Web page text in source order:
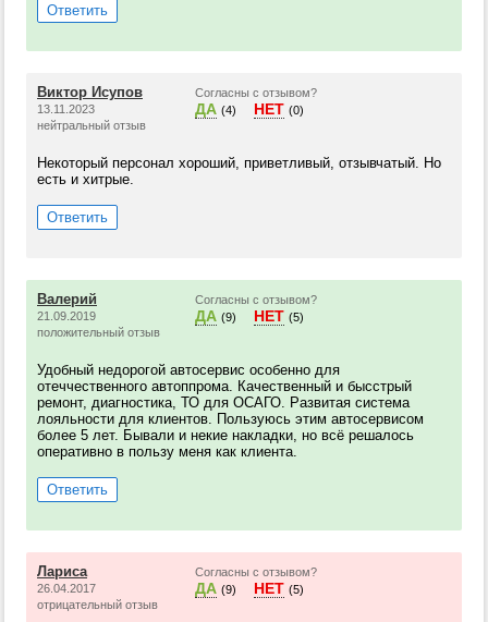
Ответить
Виктор Исупов
13.11.2023
нейтральный отзыв
Согласны с отзывом?
ДА (4) НЕТ (0)
Некоторый персонал хороший, приветливый, отзывчатый. Но
есть и хитрые.
Ответить
Валерий
21.09.2019
положительный отзыв
Согласны с отзывом?
ДА (9) НЕТ (5)
Удобный недорогой автосервис особенно для
отеччественного автоппрома. Качественный и бысстрый
ремонт, диагностика, ТО для ОСАГО. Развитая система
лояльности для клиентов. Пользуюсь этим автосервисом
более 5 лет. Бывали и некие накладки, но всё решалось
оперативно в пользу меня как клиента.
Ответить
Лариса
26.04.2017
отрицательный отзыв
Согласны с отзывом?
ДА (9) НЕТ (5)